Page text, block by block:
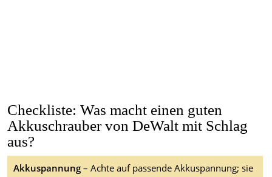
Checkliste: Was macht einen guten
Akkuschrauber von DeWalt mit Schlag
aus?
Akkuspannung– Achte auf passende Akkuspannung; sie